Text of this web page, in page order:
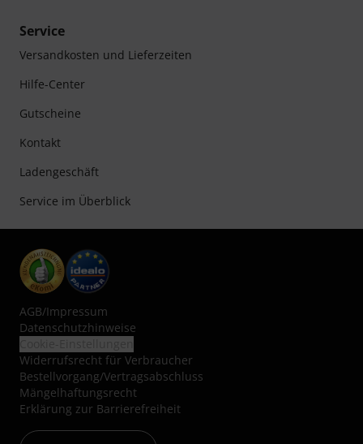
Service
Versandkosten und Lieferzeiten
Hilfe-Center
Gutscheine
Kontakt
Ladengeschäft
Service im Überblick
AGB/Impressum
Datenschutzhinweise
Widerrufsrecht für Verbraucher
Bestellvorgang/Vertragsabschluss
Mängelhaftungsrecht
Erklärung zur Barrierefreiheit